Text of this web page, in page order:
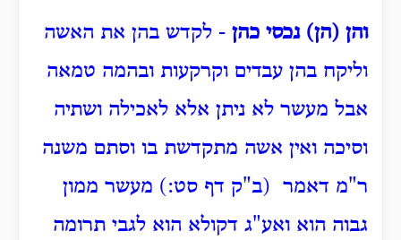
והן (הן) נכסי כהן - לקדש בהן את האשה
וליקח בהן עבדים וקרקעות ובהמה טמאה
אבל מעשר לא ניתן אלא לאכילה ושתיה
וסיכה ואין אשה מתקדשת בו וסתם משנה
ר"מ דאמר (ב"ק דף סט:) מעשר ממון
גבוה הוא ואע"ג דקולא הוא לגבי תרומה